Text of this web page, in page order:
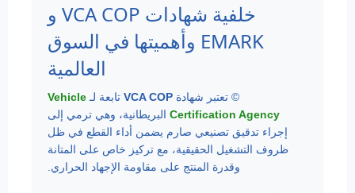
خلفية شهادات VCA COP و
EMARK وأهميتها في السوق
العالمية
© تعتبر شهادة VCA COP تابعة لـ Vehicle
Certification Agency البريطانية، وهي ترمي إلى
إجراء تدقيق تصنيعي صارم يضمن أداء القطع في ظل
ظروف التشغيل الحقيقية، مع تركيز خاص على المتانة
وقدرة المنتج على مقاومة الإجهاد الحراري.